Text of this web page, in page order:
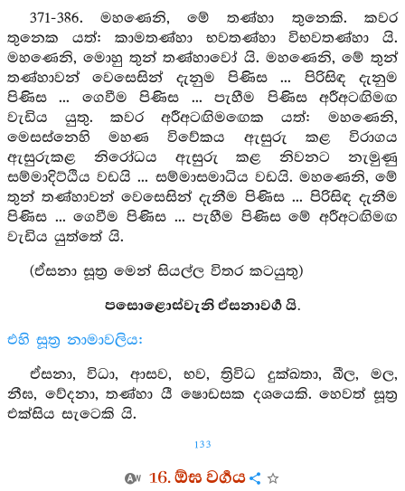
371-386. මහණෙනි, මේ තණ්හා තුනෙකි. කවර
තුනෙක යත්: කාමතණ්හා භවතණ්හා විභවතණ්හා යි.
මහණෙනි, මොහු තුන් තණ්හාවෝ යි. මහණෙනි, මේ තුන්
තණ්හාවන් වෙසෙසින් දැනුම පිණිස ... පිරිසිඳ දැනුම
පිණිස ... ගෙවීම පිණිස ... පැහීම පිණිස අරීඅටඟිමඟ
වැඩිය යුතු. කවර අරීඅටඟිමඟෙක යත්: මහණෙනි,
මෙසස්නෙහි මහණ විවේකය ඇසුරු කළ විරාගය
ඇසුරුකළ නිරෝධය ඇසුරු කළ නිවනට නැමුණු
සම්මාදිට්ඨිය වඩයි ... සම්මාසමාධිය වඩයි. මහණෙනි, මේ
තුන් තණ්හාවන් වෙසෙසින් දැනීම පිණිස ... පිරිසිඳ දැනීම
පිණිස ... ගෙවීම පිණිස ... පැහීම පිණිස මේ අරීඅටඟිමඟ
වැඩිය යුත්තේ යි.
(ඒසනා සූත්‍ර මෙන් සියල්ල විතර කටයුතු)
පසොළොස්වැනි ඒසනාවර්‍ග යි.
එහි සූත්‍ර නාමාවලිය:
ඒසනා, විධා, ආසව, භව, ත්‍රිවිධ දුක්ඛතා, ඛීල, මල,
නීඝ, වේදනා, තණ්හා යී ෂොඩසක දශයෙකි. හෙවත් සූත්‍ර
එක්සිය සැටෙකි යි.
133
16. ඕඝ වර්‍ගය